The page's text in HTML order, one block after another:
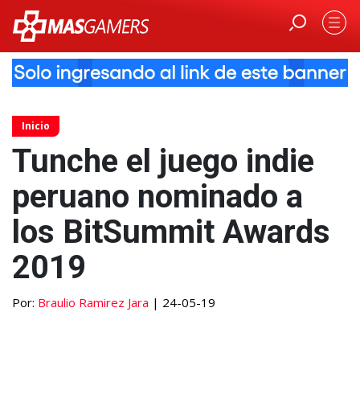
Inicio
Tunche el juego indie
peruano nominado a
los BitSummit Awards
2019
Por: Braulio Ramirez Jara | 24-05-19